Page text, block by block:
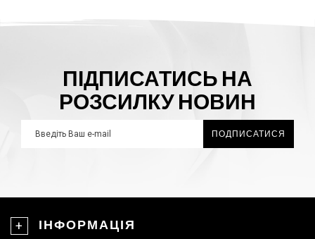
ПІДПИСАТИСЬ НА
РОЗСИЛКУ НОВИН
ПОДПИСАТИСЯ
ІНФОРМАЦІЯ